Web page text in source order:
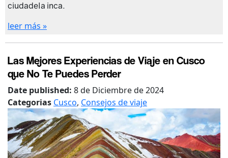
ciudadela inca.
leer más »
Las Mejores Experiencias de Viaje en Cusco
que No Te Puedes Perder
Date published: 8 de Diciembre de 2024
Categorias Cusco, Consejos de viaje